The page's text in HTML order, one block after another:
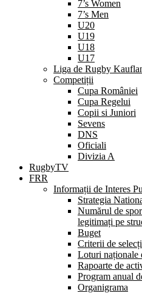
7’s Women
7’s Men
U20
U19
U18
U17
Liga de Rugby
Competiții
Cupa României
Cupa Regelui
Copii si Juniori
Sevens
DNS
Oficiali
Divizia A
RugbyTV
FRR
Informații de Interes
Strategia
Numărul de
legitimați pe
Buget
Criterii de
Loturi naționale
Rapoarte de
Program anual
Organigrama